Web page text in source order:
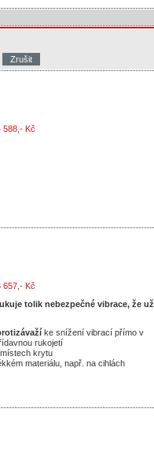
588,- Kč
657,- Kč
tolik nebezpečné vibrace, že už
ke snížení vibrací přímo v
rukojetí
krytu
materiálu, např. na cihlách